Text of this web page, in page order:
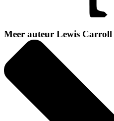
Meer auteur Lewis Carroll